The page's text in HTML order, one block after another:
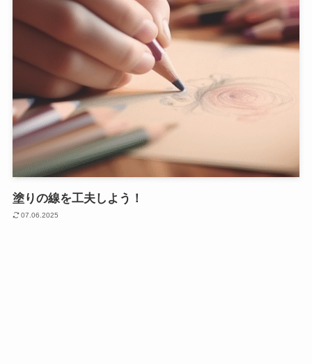
塗りの線を工夫しよう！
07.06.2025